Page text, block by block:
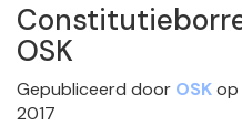
OSK
Gepubliceerd door OSKop
2017